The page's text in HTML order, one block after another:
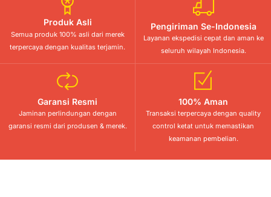
Produk Asli
Semua produk 100% asli dari merek
terpercaya dengan kualitas terjamin.
Pengiriman Se-Indonesia
Layanan ekspedisi cepat dan aman ke
seluruh wilayah Indonesia.
Garansi Resmi
Jaminan perlindungan dengan
garansi resmi dari produsen & merek.
100% Aman
Transaksi terpercaya dengan quality
control ketat untuk memastikan
keamanan pembelian.